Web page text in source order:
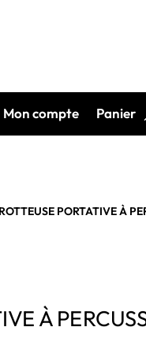
Mon compte Panier
PORTATIVE À
À